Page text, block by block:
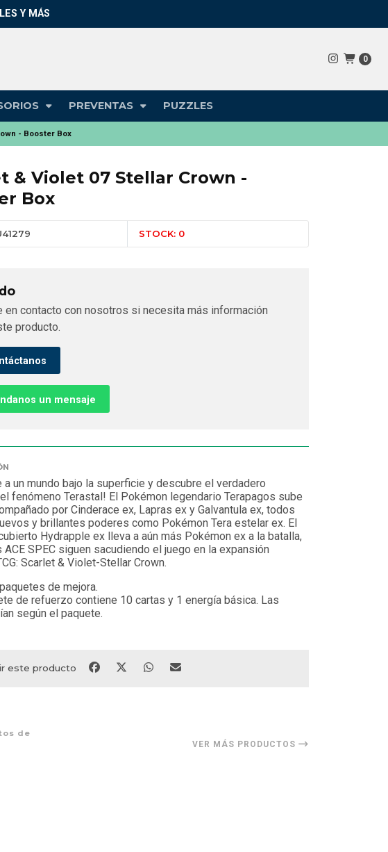
0
PREVENTAS PUZZLES
Y MÁS
- Booster Box
& Violet 07 Stellar Crown -
Box
STOCK: 0
en contacto con nosotros si necesita más información
producto.
un mensaje
a un mundo bajo la superficie y descubre el verdadero
fenómeno Terastal! El Pokémon legendario Terapagos sube
por Cinderace ex, Lapras ex y Galvantula ex, todos
y brillantes poderes como Pokémon Tera estelar ex. El
Hydrapple ex lleva a aún más Pokémon ex a la batalla,
ACE SPEC siguen sacudiendo el juego en la expansión
Scarlet & Violet-Stellar Crown.
de mejora.
de refuerzo contiene 10 cartas y 1 energía básica. Las
según el paquete.
este producto
de
VER MÁS PRODUCTOS